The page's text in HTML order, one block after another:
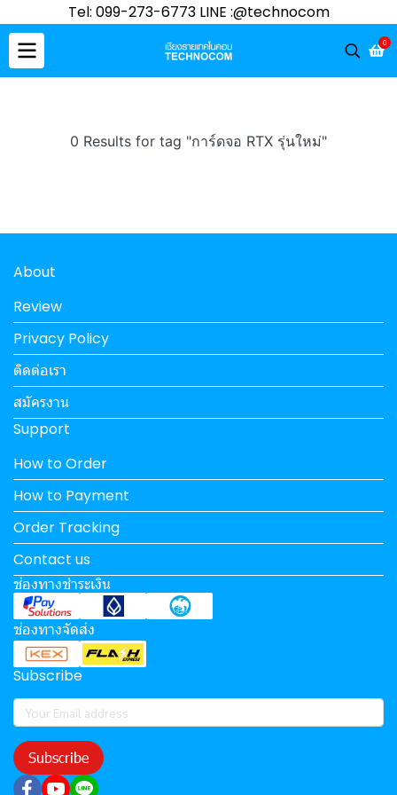
Tel: 099-273-6773 LINE :@technocom
0
0 Results for tag "การ์ดจอ RTX รุ่นใหม่"
About
Review
Privacy Policy
ติดต่อเรา
สมัครงาน
Support
How to Order
How to Payment
Order Tracking
Contact us
ช่องทางชำระเงิน
ช่องทางจัดส่ง
Subscribe
Subscribe